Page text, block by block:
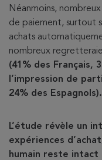
Néanmoins,
de paiement, surtout
achats
nombreux
(41% des Français,
l’impression de
24% des Espagnols).
L’étude révèle un
expériences
humain reste intact